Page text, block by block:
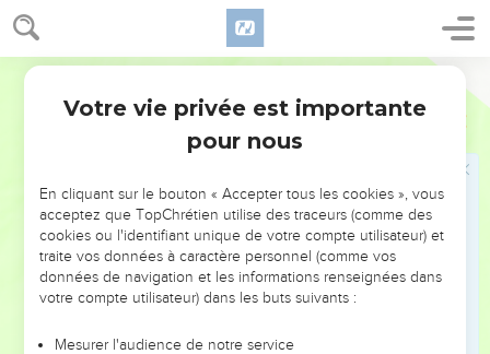
Ezéchiel 41
16
הַסִּפִּ֡ים וְהַחַלּוֹנִ֣ים הָ֠אֲטֻמוֹת וְהָאַתִּיקִ֤ים ׀ סָבִיב֙ לִשְׁלָשְׁתָּ֔ם נֶ֧גֶד
הַסַּ֛ף שְׂחִ֥יף עֵ֖ץ סָבִ֣יב ׀ סָבִ֑יב וְהָאָ֙רֶץ֙ עַד־הַֽחַלֹּנ֔וֹת וְהַֽחַלֹּנ֖וֹת מְכֻסּֽוֹת׃
סָבִ֛יב בַּפְּנִימִ֥י וּבַחִיצ֖וֹן מִדּֽוֹת׃
וְעָשׂ֥וּי כְּרוּבִ֖ים וְתִֽמֹרִ֑ים וְתִֽמֹרָה֙ בֵּין־כְּר֣וּב לִכְר֔וּב וּשְׁנַ֥יִם פָּנִ֖ים לַכְּרֽוּב׃
19
אֶל־כָּל־הַבַּ֖יִת סָבִ֥יב ׀ סָבִֽיב׃
מֵהָאָ֙רֶץ֙ עַד־מֵעַ֣ל הַפֶּ֔תַח הַכְּרוּבִ֥ים וְהַתִּֽמֹרִ֖ים עֲשׂוּיִ֑ם וְקִ֖יר הַׄהֵׄיׄכָֽׄלׄ׃
הַֽהֵיכָ֖ל מְזוּזַ֣ת רְבֻעָ֑ה וּפְנֵ֣י הַקֹּ֔דֶשׁ הַמַּרְאֶ֖ה כַּמַּרְאֶֽה׃
הַמִּזְבֵּ֡חַ עֵ֣ץ שָׁלוֹשׁ֩ אַמּ֨וֹת גָּבֹ֜הַּ וְאָרְכּ֣וֹ שְׁתַּֽיִם־אַמּ֗וֹת וּמִקְצֹֽעוֹתָיו֙ ל֔וֹ
Votre vie privée est importante
pour nous
En cliquant sur le bouton « Accepter tous les cookies », vous
acceptez que TopChrétien utilise des traceurs (comme des
cookies ou l'identifiant unique de votre compte utilisateur) et
traite vos données à caractère personnel (comme vos
données de navigation et les informations renseignées dans
votre compte utilisateur) dans les buts suivants :
Mesurer l'audience de notre service